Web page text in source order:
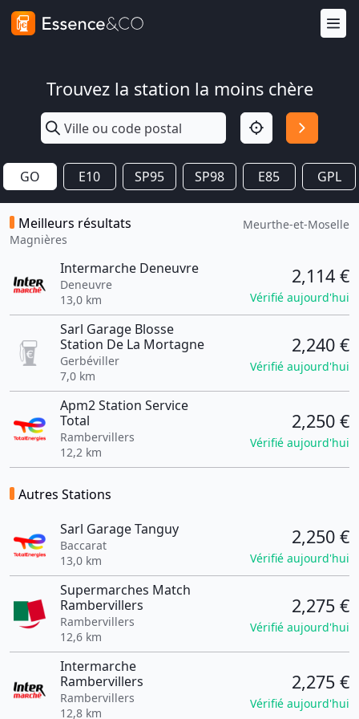
Trouvez la station la moins chère
GO E10 SP95 SP98 E85 GPL
Meilleurs résultats
Magnières
Meurthe-et-Moselle
Intermarche Deneuvre
Deneuvre
13,0 km
2,114 €
Vérifié aujourd'hui
Sarl Garage Blosse
Station De La Mortagne
Gerbéviller
7,0 km
2,240 €
Vérifié aujourd'hui
Apm2 Station Service
Total
Rambervillers
12,2 km
2,250 €
Vérifié aujourd'hui
Autres Stations
Sarl Garage Tanguy
Baccarat
13,0 km
2,250 €
Vérifié aujourd'hui
Supermarches Match
Rambervillers
Rambervillers
12,6 km
2,275 €
Vérifié aujourd'hui
Intermarche
Rambervillers
Rambervillers
12,8 km
2,275 €
Vérifié aujourd'hui